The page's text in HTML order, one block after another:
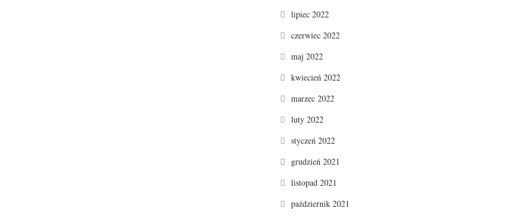
lipiec 2022
czerwiec 2022
maj 2022
kwiecień 2022
marzec 2022
luty 2022
styczeń 2022
grudzień 2021
listopad 2021
październik 2021